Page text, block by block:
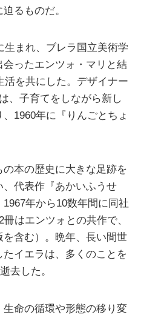
るものだ。
生まれ、ブレラ国立美術学
ったエンツォ・マリと結
活を共にした。デザイナー
、子育てをしながら新し
1960年に『りんごとちょ
本の歴史に大きな足跡を
代表作『あかいふうせ
年から10数年間に同社
はエンツォとの共作で、
を含む）。晩年、長い間世
イエラは、多くのことを
去した。
命の循環や形態の移り変